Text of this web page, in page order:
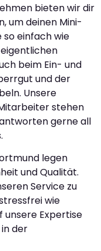
bieten wir dir
um deinen Mini-
so einfach wie
beim Ein- und
und der
Unsere
stehen
gerne all
legen
und Qualität.
Service zu
wie
unsere Expertise
der